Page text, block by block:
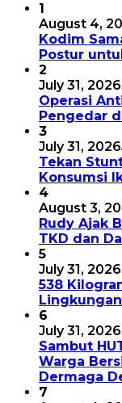
1
August 4,
Kodim
Postur
2
July 31, 2026
Operasi
Pengedar
3
July 31, 2026
Tekan
Konsumsi
4
August 3,
Rudy Ajak
TKD dan
5
July 31, 2026
538
6
July 31, 2026
Sambut
Warga
Dermaga
7